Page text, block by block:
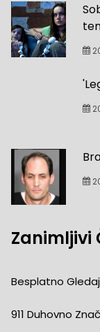
Zanimljivi
Besplatno
911 Duhovno